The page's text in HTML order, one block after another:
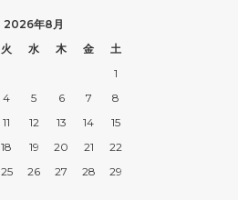
2026年8月
火 水 木 金
土
1
4 5 6 7
8
11 12 13 14
15
18 19 20 21
22
25 26 27 28
29